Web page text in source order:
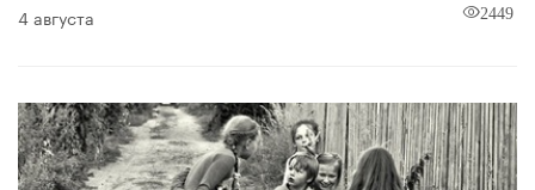
4 августа 2449